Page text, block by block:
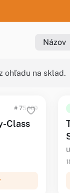
ohľadu na sklad.
# 75409
Class